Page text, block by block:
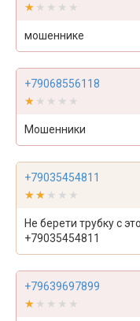
★★★★★
★★★★★
мошеннике
+79068556118
★★★★★
★★★★★
Мошенники
+79035454811
★★★★★
★★★★★
Не берети трубку с
+79035454811
+79639697899
★★★★★
★★★★★